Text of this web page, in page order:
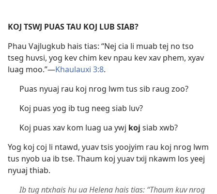
KOJ TSWJ PUAS TAU KOJ LUB SIAB?
Phau Vajlugkub hais tias: “Nej cia li muab tej no tso
tseg huvsi, yog kev chim kev npau kev xav phem, xyav
luag moo.”​—Khaulauxi 3:8.
Puas nyuaj rau koj nrog lwm tus sib raug zoo?
Koj puas yog ib tug neeg siab luv?
Koj puas xav kom luag ua ywj koj siab xwb?
Yog koj coj li ntawd, yuav tsis yoojyim rau koj nrog lwm
tus nyob ua ib tse. Thaum koj yuav txij nkawm los yeej
nyuaj thiab.
Ib tug ntxhais hu ua Helena hais tias: “Thaum kuv nrog